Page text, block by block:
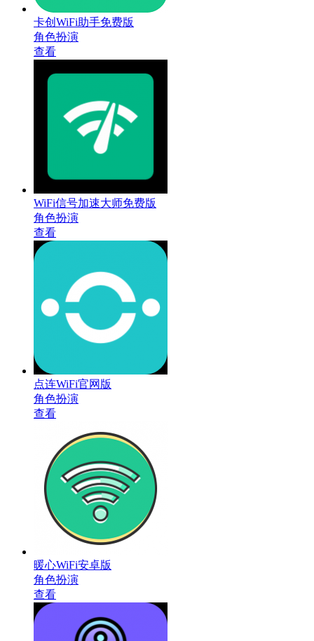
卡创WiFi助手免费版
角色扮演
查看
WiFi信号加速大师免费版
角色扮演
查看
点连WiFi官网版
角色扮演
查看
暖心WiFi安卓版
角色扮演
查看